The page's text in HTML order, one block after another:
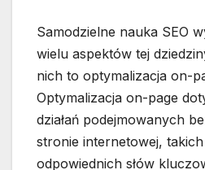
Samodzielne nauka SEO
wielu aspektów tej
nich to optymalizacja on-
Optymalizacja on-page
działań podejmowanych
stronie internetowej,
odpowiednich słów